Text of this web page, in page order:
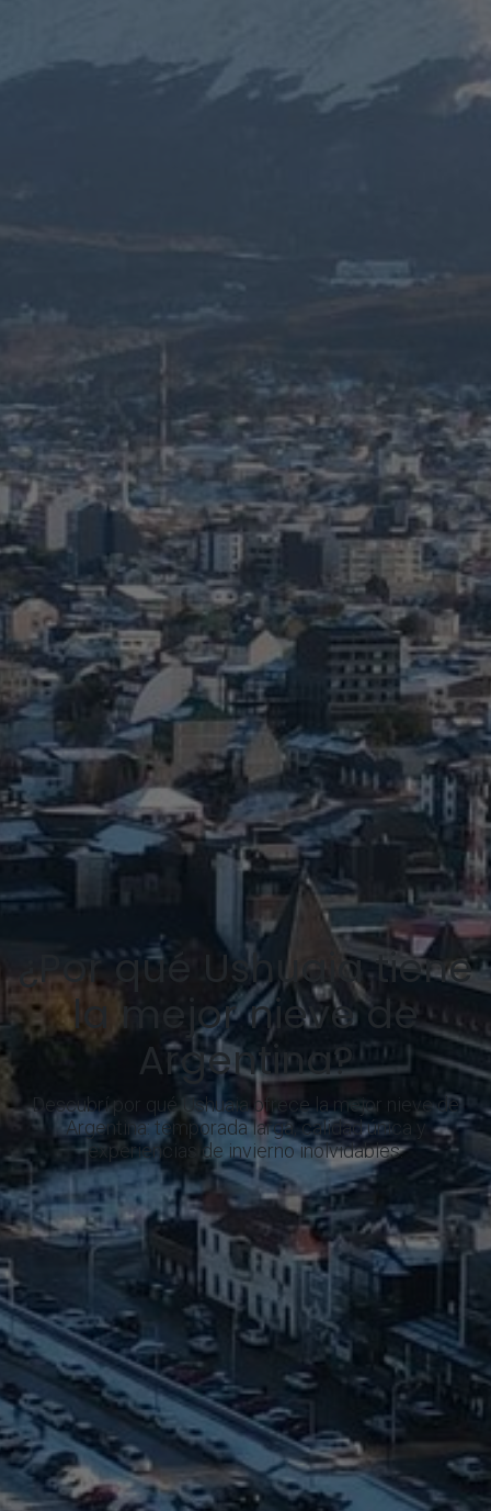
¿Por qué Ushuaia tiene
la mejor nieve de
Argentina?
Descubrí por qué Ushuaia ofrece la mejor nieve de
Argentina: temporada larga, calidad única y
experiencias de invierno inolvidables.